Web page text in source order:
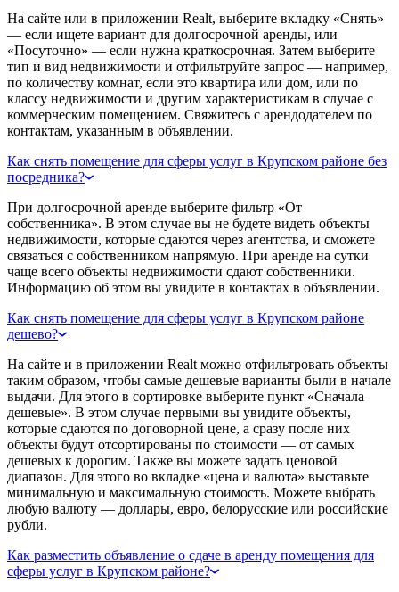
На сайте или в приложении Realt, выберите вкладку «Снять»
— если ищете вариант для долгосрочной аренды, или
«Посуточно» — если нужна краткосрочная. Затем выберите
тип и вид недвижимости и отфильтруйте запрос — например,
по количеству комнат, если это квартира или дом, или по
классу недвижимости и другим характеристикам в случае с
коммерческим помещением. Свяжитесь с арендодателем по
контактам, указанным в объявлении.
Как снять помещение для сферы услуг в Крупском районе без
посредника?
При долгосрочной аренде выберите фильтр «От
собственника». В этом случае вы не будете видеть объекты
недвижимости, которые сдаются через агентства, и сможете
связаться с собственником напрямую. При аренде на сутки
чаще всего объекты недвижимости сдают собственники.
Информацию об этом вы увидите в контактах в объявлении.
Как снять помещение для сферы услуг в Крупском районе
дешево?
На сайте и в приложении Realt можно отфильтровать объекты
таким образом, чтобы самые дешевые варианты были в начале
выдачи. Для этого в сортировке выберите пункт «Сначала
дешевые». В этом случае первыми вы увидите объекты,
которые сдаются по договорной цене, а сразу после них
объекты будут отсортированы по стоимости — от самых
дешевых к дорогим. Также вы можете задать ценовой
диапазон. Для этого во вкладке «цена и валюта» выставьте
минимальную и максимальную стоимость. Можете выбрать
любую валюту — доллары, евро, белорусские или российские
рубли.
Как разместить объявление о сдаче в аренду помещения для
сферы услуг в Крупском районе?